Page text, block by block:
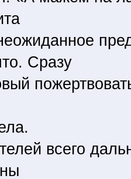
Сразу
всего